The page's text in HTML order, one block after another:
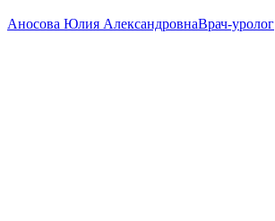
Аносова Юлия АлександровнаВрач-уролог